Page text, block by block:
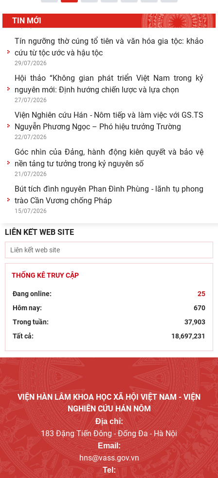
TIN MỚI
"Đồng bằng sông Mê Kông trong tiến trình phát triển
của lịch sử cận đại Việt Nam” - sách của tác
05/08/2026
Hoạt động khoa học của Trung tâm Văn hiến học cổ
điển - Viện Nghiên cứu Hán - Nôm tại tỉnh Lạng Sơn
04/08/2026
Lớp bồi dưỡng Hán Nôm cơ bản cho viên chức Viện
Hàn lâm Khoa học xã hội Việt Nam hoàn thành
chương
03/08/2026
Giá trị truyền thống trong xây dựng và hoàn thiện hệ
thống thực thi quyền hành pháp ở Việt Nam hiện
30/07/2026
Giá trị truyền thống trong xây dựng và hoàn thiện hệ
thống thực thi quyền hành pháp ở Việt Nam hiện
Tín ngưỡng thờ cúng tổ tiên và văn hóa gia tộc: khảo
cứu từ tộc ước và hậu tộc
29/07/2026
Hội thảo “Không gian phát triển Việt Nam trong kỷ
27/07/2026
Viện Nghiên cứu Hán - Nôm tiếp và làm việc với GS.TS
Nguyễn Phương Ngọc – Phó hiệu trưởng Trường
22/07/2026
Góc nhìn của Đảng, hành động kiên quyết và bảo vệ
nền tảng tư tưởng trong kỷ nguyên số
trào Cần Vương chống Pháp
LIÊN KẾT WEB SITE
THỐNG KÊ TRUY CẬP
Đang online:
25
Hôm nay:
670
Trong tuần:
37,903
Tất cả:
18,697,231
VIỆN HÀN LÂM KHOA HỌC XÃ HỘI VIỆT NAM - VIỆN
NGHIÊN CỨU HÁN NÔM
Địa chỉ:
183 Đặng Tiến Đông - Đống Đa - Hà Nội
Email:
hns@vass.gov.vn
Tel: